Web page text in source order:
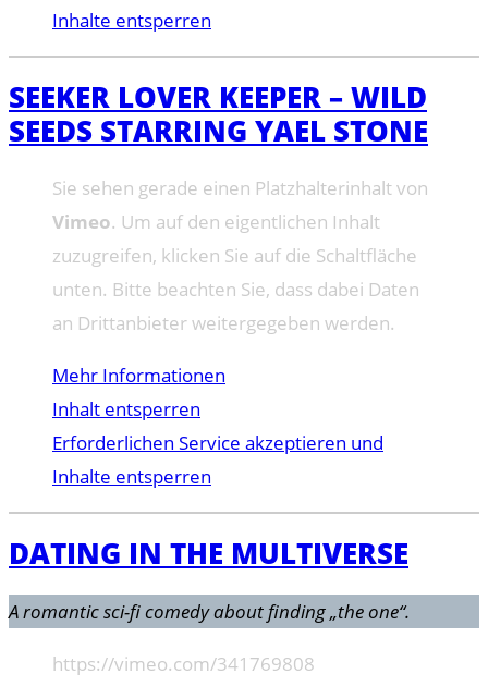
Inhalte entsperren
SEEKER LOVER KEEPER – WILD
SEEDS STARRING YAEL STONE
Sie sehen gerade einen Platzhalterinhalt von
Vimeo. Um auf den eigentlichen Inhalt
zuzugreifen, klicken Sie auf die Schaltfläche
unten. Bitte beachten Sie, dass dabei Daten
an Drittanbieter weitergegeben werden.
Mehr Informationen
Inhalt entsperren
Erforderlichen Service akzeptieren und
Inhalte entsperren
DATING IN THE MULTIVERSE
A romantic sci-fi comedy about finding „the one“.
https://vimeo.com/341769808